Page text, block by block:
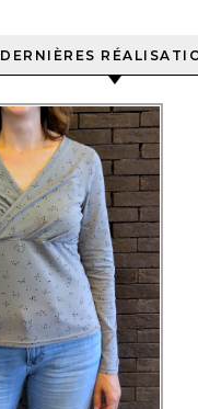
DERNIÈRES